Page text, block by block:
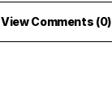
View Comments (0)